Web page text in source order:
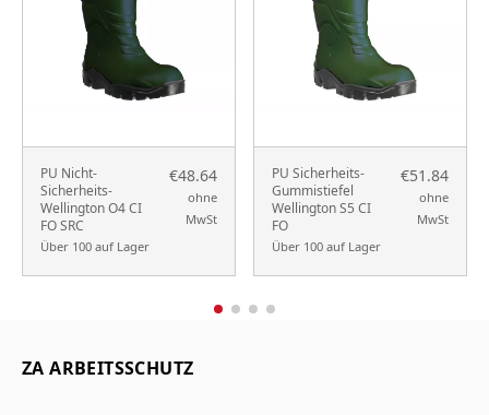
PU Nicht-
Sicherheits-
Wellington O4 CI
FO SRC
Über 100 auf Lager
€48.64
ohne
MwSt
PU Sicherheits-
Gummistiefel
Wellington S5 CI
FO
Über 100 auf Lager
€51.84
ohne
MwSt
ZA ARBEITSSCHUTZ